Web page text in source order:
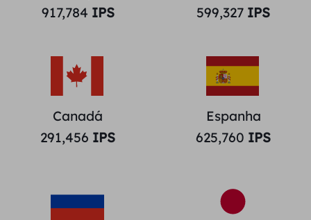
917,784 IPS
599,327 IPS
Canadá
291,456 IPS
Espanha
625,760 IPS